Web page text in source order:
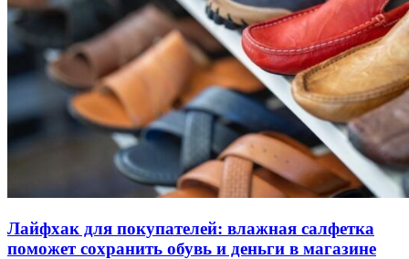
Лайфхак для покупателей: влажная салфетка
поможет сохранить обувь и деньги в магазине